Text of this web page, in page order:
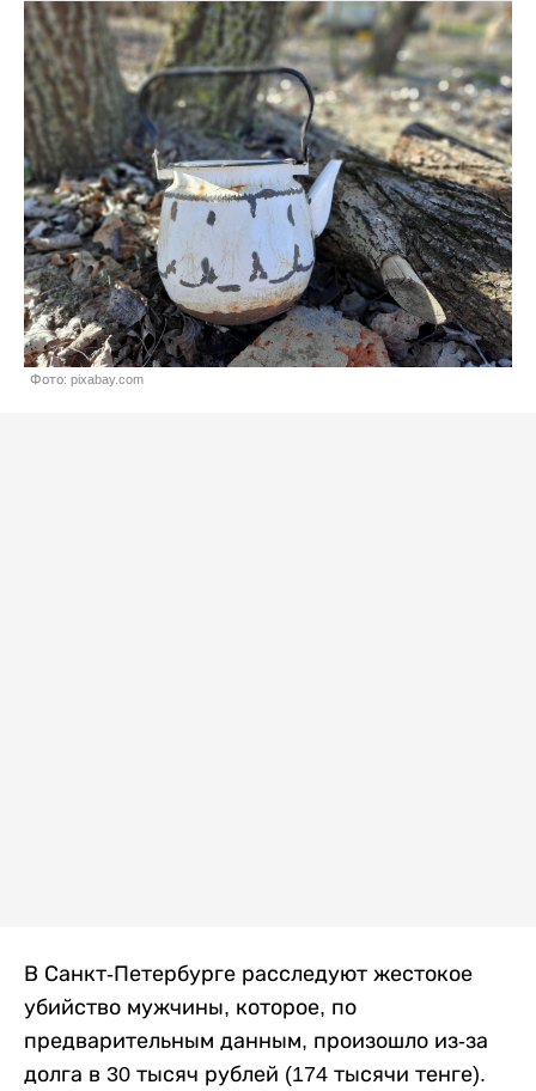
Фото: pixabay.com
В Санкт-Петербурге расследуют жестокое
убийство мужчины, которое, по
предварительным данным, произошло из-за
долга в 30 тысяч рублей (174 тысячи тенге).